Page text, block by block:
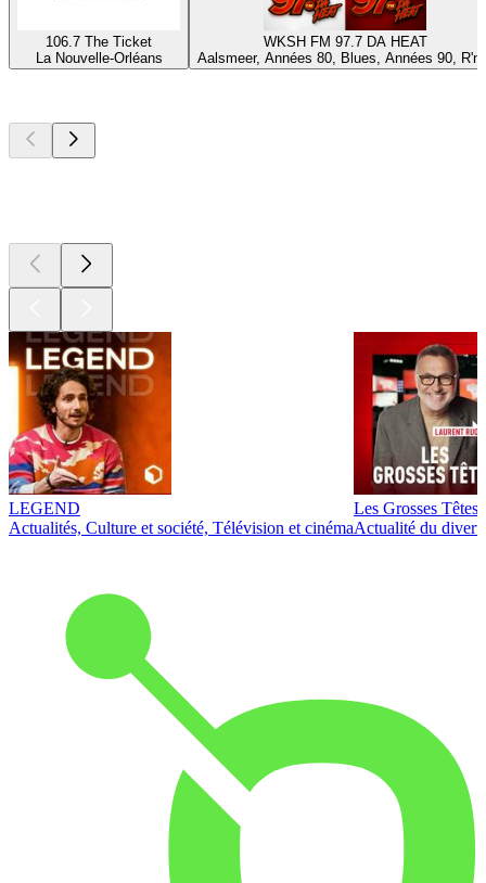
106.7 The Ticket
La Nouvelle-Orléans
WKSH FM 97.7 DA HEAT
Aalsmeer, Années 80, Blues, Années 90,
LEGEND
Actualités, Culture et société, Télévision et cinéma
Les Grosses Têtes
Actualité du